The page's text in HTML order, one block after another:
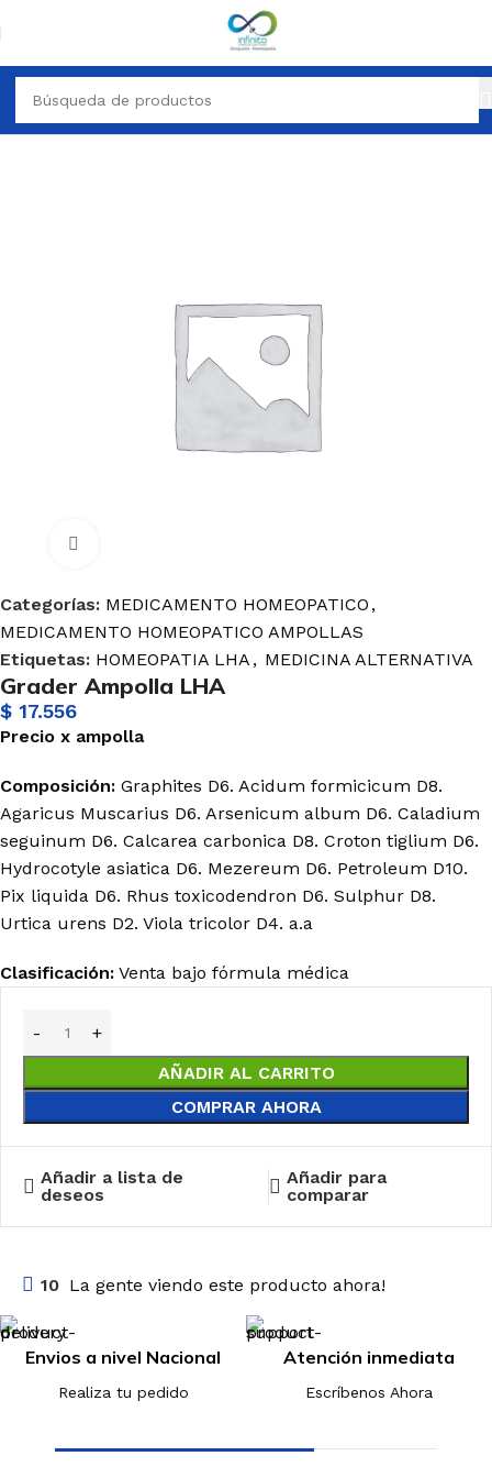
MEDICAMENTO HOMEOPATICO AMPOLLAS
Categorías: MEDICAMENTO HOMEOPATICO ,
MEDICAMENTO HOMEOPATICO AMPOLLAS
Etiquetas: HOMEOPATIA LHA , MEDICINA ALTERNATIVA
Grader Ampolla LHA
$ 17.556
Precio x ampolla
Composición: Graphites D6. Acidum formicicum D8.
Agaricus Muscarius D6. Arsenicum album D6. Caladium
seguinum D6. Calcarea carbonica D8. Croton tiglium D6.
Hydrocotyle asiatica D6. Mezereum D6. Petroleum D10.
Pix liquida D6. Rhus toxicodendron D6. Sulphur D8.
Urtica urens D2. Viola tricolor D4. a.a
Clasificación: Venta bajo fórmula médica
AÑADIR AL CARRITO
COMPRAR AHORA
Añadir a lista de
deseos
Añadir para
comparar
10 La gente viendo este producto ahora!
Envios a nivel Nacional
Realiza tu pedido
Atención inmediata
Escríbenos Ahora